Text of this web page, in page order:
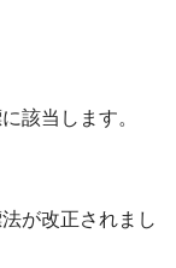
該当します。
が改正されまし